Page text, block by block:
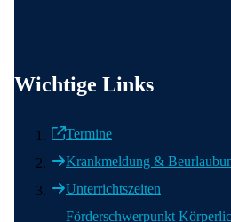
Wichtige Links
Termine
Krankmeldung &
Unterrichtszeiten
Förderschwerpunkt